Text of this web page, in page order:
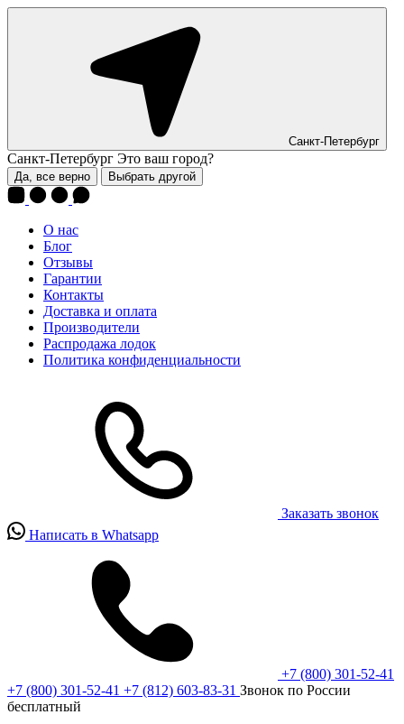
Санкт-Петербург
Санкт-Петербург Это ваш город?
Да, все верно Выбрать другой
О нас
Блог
Отзывы
Гарантии
Контакты
Доставка и оплата
Производители
Распродажа лодок
Политика конфиденциальности
Заказать звонок
Написать в Whatsapp
+7 (800) 301-52-41
+7 (800) 301-52-41 +7 (812) 603-83-31 Звонок по России
бесплатный